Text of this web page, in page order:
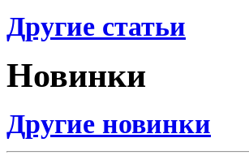
Другие статьи
Новинки
Другие новинки